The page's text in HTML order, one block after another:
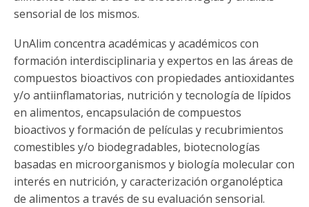
sensorial de los mismos.
UnAlim concentra académicas y académicos con
formación interdisciplinaria y expertos en las áreas de
compuestos bioactivos con propiedades antioxidantes
y/o antiinflamatorias, nutrición y tecnología de lípidos
en alimentos, encapsulación de compuestos
bioactivos y formación de películas y recubrimientos
comestibles y/o biodegradables, biotecnologías
basadas en microorganismos y biología molecular con
interés en nutrición, y caracterización organoléptica
de alimentos a través de su evaluación sensorial.